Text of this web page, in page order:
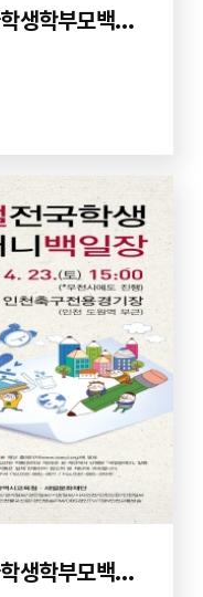
제32회(2017년) 새얼전국학생학부모백일장
제31회(2016년) 새얼전국학생학부모백일장